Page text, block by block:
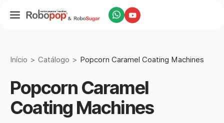
Início Catálogo Popcorn Caramel Coating Machines
Popcorn Caramel
Coating Machines